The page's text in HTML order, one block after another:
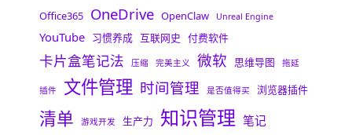
Office365 OneDrive OpenClaw Unreal Engine
YouTube 习惯养成 互联网史 付费软件
卡片盒笔记法 压缩 完美主义 微软 思维导图 拖延
插件 文件管理 时间管理 是否值得买 浏览器插件
清单 游戏开发 生产力 知识管理 笔记